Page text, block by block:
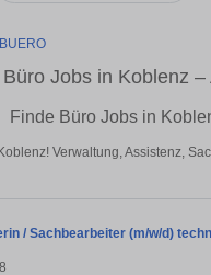
BUERO
Büro Jobs in Koblenz
Finde Büro Jobs in
Verwaltung, Assistenz,
/ Sachbearbeiter (m/w/d)